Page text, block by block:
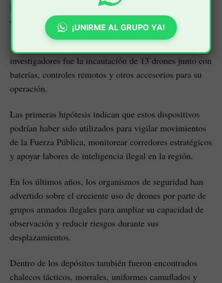
movilidad y actividades desarrolladas por esta
organización armada.
Uno de los hallazgos que más llamó la atención de los
investigadores fue la incautación de 13 drones junto con
baterías, controles remotos y otros accesorios para su
operación.
Las primeras hipótesis indican que estos dispositivos
podrían haber sido utilizados para vigilar movimientos
de la Fuerza Pública, monitorear corredores estratégicos
y apoyar labores de inteligencia ilegal en la región.
En los últimos años, los organismos de seguridad han
advertido sobre el creciente uso de drones por parte de
grupos armados ilegales para ampliar su capacidad de
observación y reducir riesgos durante sus
desplazamientos.
Dentro de los depósitos también fueron encontrados
chalecos tácticos, morrales, uniformes camuflados y
¡UNIRME AL GRUPO YA!